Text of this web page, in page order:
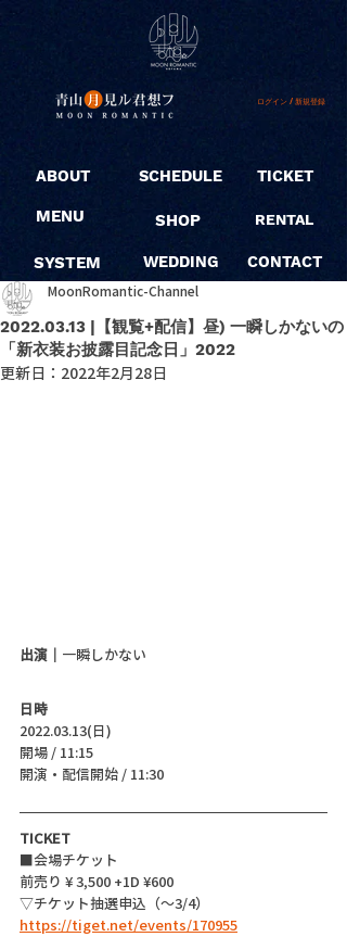
ログイン / 新規登録
ABOUT
MENU
SYSTEM
SCHEDULE
SHOP
WEDDING
TICKET
RENTAL
CONTACT
2022.03.13 |【観覧+配信】昼) 一瞬しかないの
「新衣装お披露目記念日」2022
MoonRomantic-Channel
更新日： 2022年2月28日
出演｜ 一瞬しかない
日時
2022.03.13(日)
開場 / 11:15
開演・配信開始 / 11:30
TICKET
■会場チケット
前売り ¥ 3,500 +1D ¥600
▽チケット抽選申込（～3/4）
https://tiget.net/events/170955